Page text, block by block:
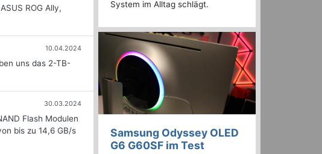
ROG Ally,
10.04.2024
uns das 2-TB-
30.03.2024
Flash Modulen
bis zu 14,6 GB/s
System im Alltag schlägt.
Samsung Odyssey OLED
G6 G60SF im Test